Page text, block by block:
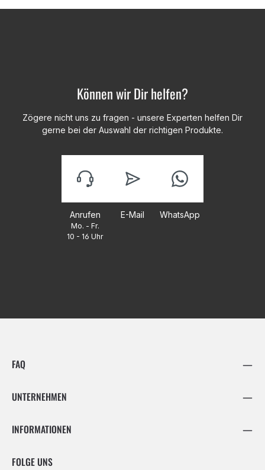
Können wir Dir helfen?
Zögere nicht uns zu fragen - unsere Experten helfen Dir
gerne bei der Auswahl der richtigen Produkte.
Anrufen
Mo. - Fr.
10 - 16 Uhr
E-Mail WhatsApp
FAQ
UNTERNEHMEN
INFORMATIONEN
FOLGE UNS